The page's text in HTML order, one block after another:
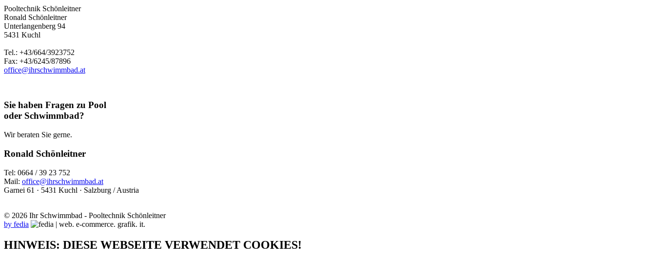
Pooltechnik Schönleitner
Ronald Schönleitner
Unterlangenberg 94
5431 Kuchl
Tel.: +43/664/3923752
Fax: +43/6245/87896
office@ihrschwimmbad.at
Sie haben Fragen zu Pool
oder Schwimmbad?
Wir beraten Sie gerne.
Ronald Schönleitner
Tel: 0664 / 39 23 752
Mail: office@ihrschwimmbad.at
Garnei 61 · 5431 Kuchl · Salzburg / Austria
© 2026 Ihr Schwimmbad - Pooltechnik Schönleitner
by fedia
HINWEIS: DIESE WEBSEITE VERWENDET COOKIES!